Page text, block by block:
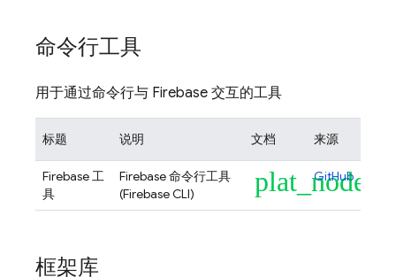
命令行工具
用于通过命令行与 Firebase 交互的工具
标题 说明 文档 来源
Firebase 工
具
Firebase 命令行工具
(FirebaseCLI) plat_node
GitHub
框架库